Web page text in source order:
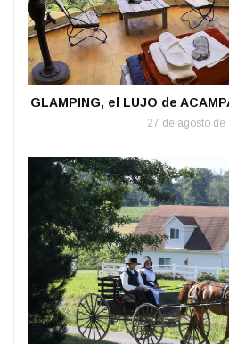
GLAMPING, el LUJO de
27 de agosto de